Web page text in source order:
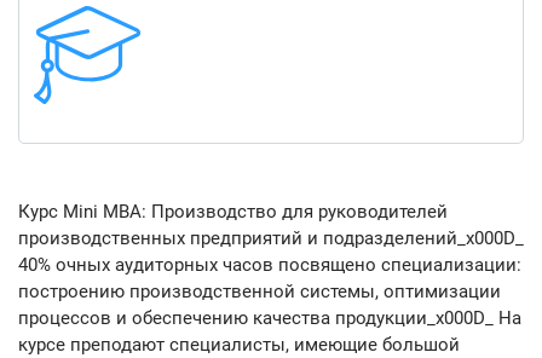
Курс Mini MBA: Производство для руководителей
производственных предприятий и подразделений_x000D_
40% очных аудиторных часов посвящено специализации:
построению производственной системы, оптимизации
процессов и обеспечению качества продукции_x000D_ На
курсе преподают специалисты, имеющие большой